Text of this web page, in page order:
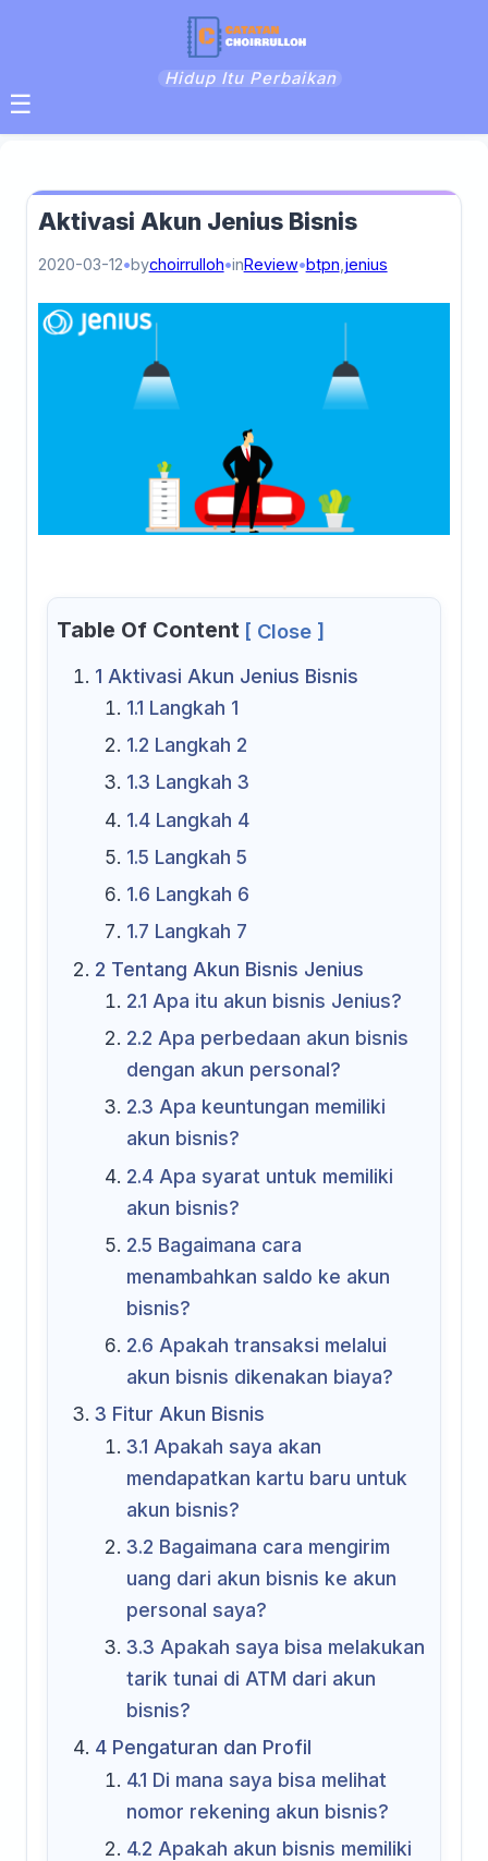
Hidup Itu Perbaikan
☰
Aktivasi Akun Jenius Bisnis
2020-03-12 bychoirrulloh inReview btpn jenius
Table Of Content [ Close ]
1 Aktivasi Akun Jenius Bisnis
1.1 Langkah 1
1.2 Langkah 2
1.3 Langkah 3
1.4 Langkah 4
1.5 Langkah 5
1.6 Langkah 6
1.7 Langkah 7
2 Tentang Akun Bisnis Jenius
2.1 Apa itu akun bisnis Jenius?
2.2 Apa perbedaan akun bisnis
dengan akun personal?
2.3 Apa keuntungan memiliki
akun bisnis?
2.4 Apa syarat untuk memiliki
akun bisnis?
2.5 Bagaimana cara
menambahkan saldo ke akun
bisnis?
2.6 Apakah transaksi melalui
akun bisnis dikenakan biaya?
3 Fitur Akun Bisnis
3.1 Apakah saya akan
mendapatkan kartu baru untuk
akun bisnis?
3.2 Bagaimana cara mengirim
uang dari akun bisnis ke akun
personal saya?
3.3 Apakah saya bisa melakukan
tarik tunai di ATM dari akun
bisnis?
4 Pengaturan dan Profil
4.1 Di mana saya bisa melihat
nomor rekening akun bisnis?
4.2 Apakah akun bisnis memiliki